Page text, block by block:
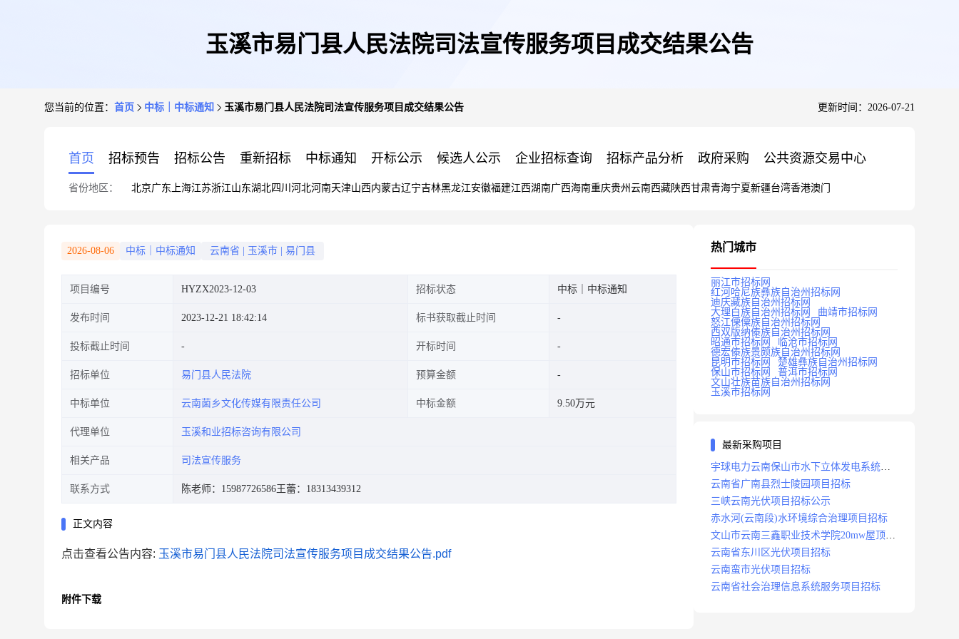
玉溪市易门县人民法院司法宣传服务项目成交结果公告
您当前的位置： 首页 中标｜中标通知 玉溪市易门县人民法院司法宣传服务项目成交结果公告 更新时间：2026-07-21
首页 招标预告 招标公告 重新招标 中标通知 开标公示 候选人公示 企业招标查询 招标产品分析 政府采购 公共资源交易中心
省份地区： 北京广东 上海江苏浙江山东湖北四川 河北河南天津山西内蒙古辽宁吉林黑龙江安徽福建江西湖南广西海南重庆贵州 云南西藏陕西甘肃青海宁夏新疆台湾香港澳门
2026-08-06 中标｜中标通知 云南省 玉溪市 易门县
项目编号 HYZX2023-12-03 招标状态 中标｜中标通知
发布时间 2023-12-21 18:42:14 标书获取截止时间
投标截止时间 开标时间
招标单位 易门县人民法院 预算金额
中标单位 云南菌乡文化传媒有限责任公司 中标金额 9.50万元
代理单位 玉溪和业招标咨询有限公司
相关产品 司法宣传服务
联系方式 陈老师：15987726586王蕾：18313439312
正文内容
点击查看公告内容: 玉溪市易门县人民法院司法宣传服务项目成交结果公告.pdf
附件下载
热门城市
丽江市招标网
红河哈尼族彝族自治州招标网
迪庆藏族自治州招标网
大理白族自治州招标网
曲靖市招标网
怒江傈僳族自治州招标网
西双版纳傣族自治州招标网
昭通市招标网
临沧市招标网
德宏傣族景颇族自治州招标网
昆明市招标网
楚雄彝族自治州招标网
保山市招标网
普洱市招标网
文山壮族苗族自治州招标网
玉溪市招标网
最新采购项目
宇球电力云南保山市水下立体发电系统项
目招标
云南省广南县烈士陵园项目招标
三峡云南光伏项目招标公示
赤水河(云南段)水环境综合治理项目招标
文山市云南三鑫职业技术学院20mw屋顶分
布式光伏设计施工总承包(epc)项目招标
云南省东川区光伏项目招标
云南蛮市光伏项目招标
云南省社会治理信息系统服务项目招标